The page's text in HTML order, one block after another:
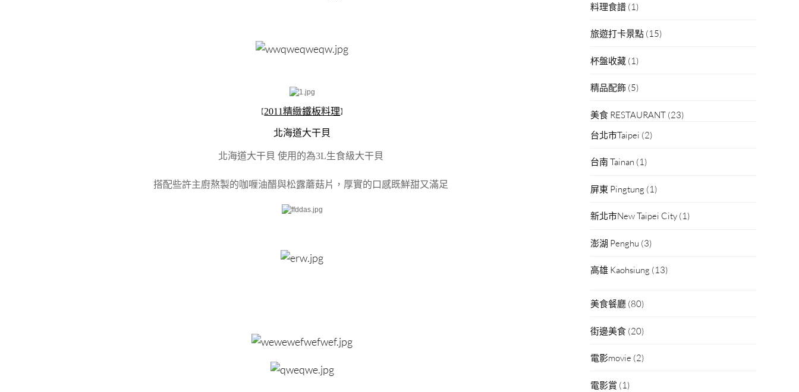
【2011精緻鐵板料理】
北海道大干貝
北海道大干貝 使用的為3L生食級大干貝
搭配些許主廚熬製的咖喱油醋與松露蘑菇片，厚實的口感既鮮甜又滿足
料理食譜 (1)
旅遊打卡景點 (15)
杯盤收藏 (1)
精品配飾 (5)
美食 RESTAURANT (23)
台北市Taipei (2)
台南 Tainan (1)
屏東 Pingtung (1)
新北市New Taipei City (1)
澎湖 Penghu (3)
高雄 Kaohsiung (13)
美食餐廳 (80)
街邊美食 (20)
電影movie (2)
電影賞 (1)